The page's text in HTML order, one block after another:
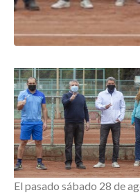
El pasado sábado 28 de